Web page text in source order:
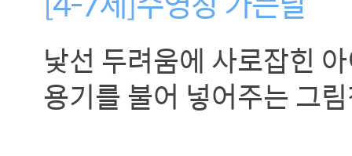
낯선 두려움에 사로잡힌
용기를 불어 넣어주는 그